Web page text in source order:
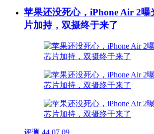
苹果还没死心，iPhone Air 2曝
片加持，双摄终于来了
评测 44 07.09